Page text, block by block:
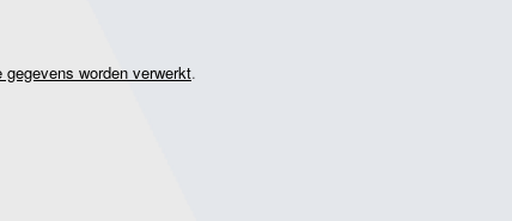
worden verwerkt.